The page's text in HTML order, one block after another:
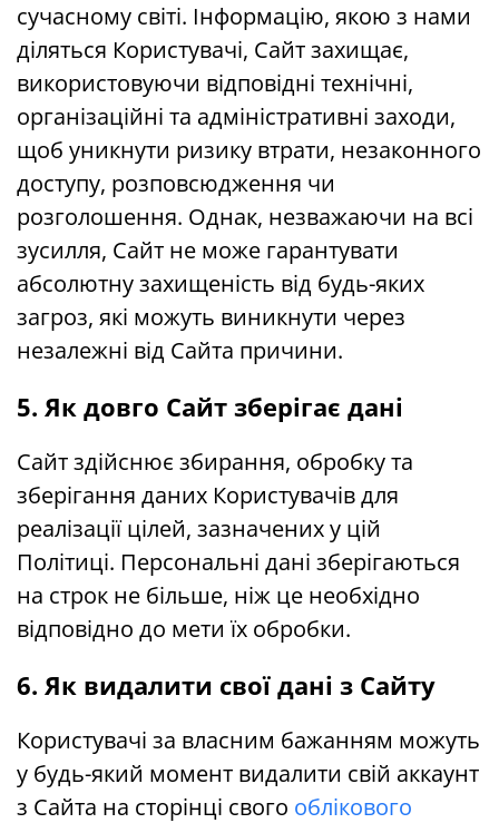
сучасному світі. Інформацію, якою з нами
діляться Користувачі, Сайт захищає,
використовуючи відповідні технічні,
організаційні та адміністративні заходи,
щоб уникнути ризику втрати, незаконного
доступу, розповсюдження чи
розголошення. Однак, незважаючи на всі
зусилля, Сайт не може гарантувати
абсолютну захищеність від будь-яких
загроз, які можуть виникнути через
незалежні від Сайта причини.
5. Як довго Сайт зберігає дані
Сайт здійснює збирання, обробку та
зберігання даних Користувачів для
реалізації цілей, зазначених у цій
Політиці. Персональні дані зберігаються
на строк не більше, ніж це необхідно
відповідно до мети їх обробки.
6. Як видалити свої дані з Сайту
Користувачі за власним бажанням можуть
у будь-який момент видалити свій аккаунт
з Сайта на сторінці свого облікового